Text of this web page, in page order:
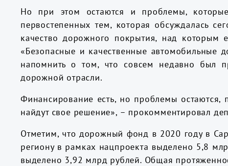
Но при этом остаются и проблемы,
первостепенных тем, которая обсуждалась
качество дорожного покрытия, над которым
«Безопасные и качественные автомобильные
напомнить о том, что совсем недавно был
дорожной отрасли.
Финансирование есть, но проблемы
найдут свое решение», – прокомментировал
Отметим, что дорожный фонд в 2020 году в
региону в рамках нацпроекта выделено 5,8
выделено 3,92 млрд рублей. Общая